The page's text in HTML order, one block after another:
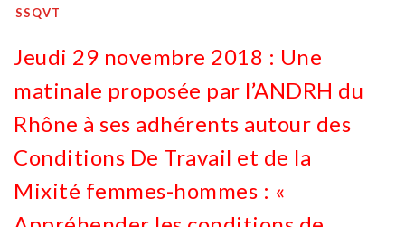
SSQVT
Jeudi 29 novembre 2018 : Une
matinale proposée par l’ANDRH du
Rhône à ses adhérents autour des
Conditions De Travail et de la
Mixité femmes-hommes : «